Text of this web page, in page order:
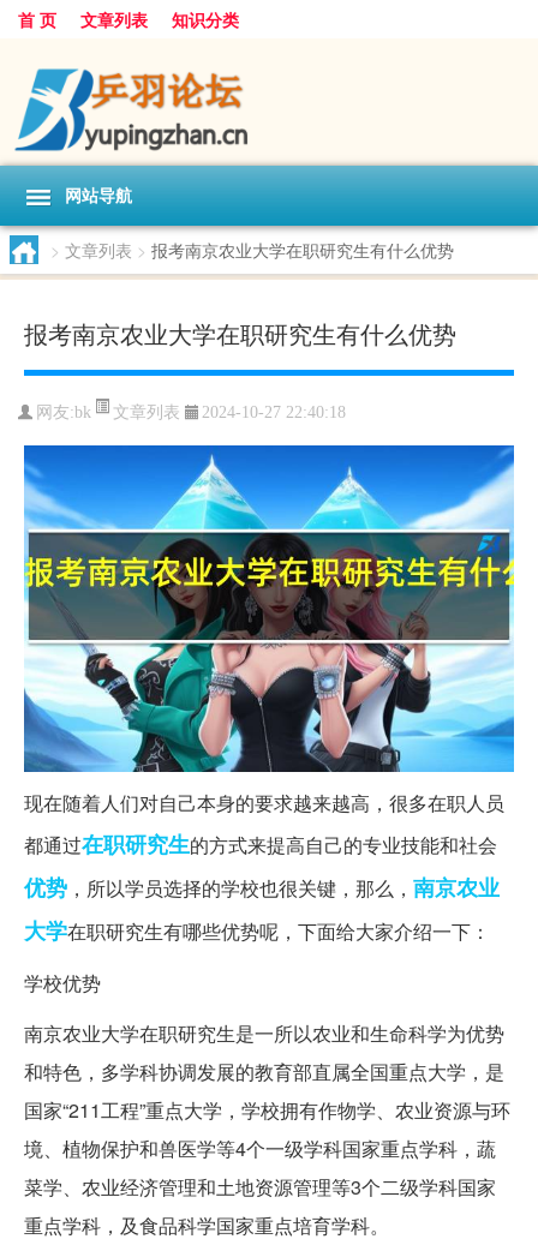
首 页 文章列表 知识分类
网站导航
> 文章列表 > 报考南京农业大学在职研究生有什么优势
报考南京农业大学在职研究生有什么优势
网友:bk 文章列表 2024-10-27 22:40:18
现在随着人们对自己本身的要求越来越高，很多在职人员
都通过在职研究生的方式来提高自己的专业技能和社会
优势 ，所以学员选择的学校也很关键，那么， 南京农业
大学在职研究生有哪些优势呢，下面给大家介绍一下：
学校优势
南京农业大学在职研究生是一所以农业和生命科学为优势
和特色，多学科协调发展的教育部直属全国重点大学，是
国家“211工程”重点大学，学校拥有作物学、农业资源与环
境、植物保护和兽医学等4个一级学科国家重点学科，蔬
菜学、农业经济管理和土地资源管理等3个二级学科国家
重点学科，及食品科学国家重点培育学科。